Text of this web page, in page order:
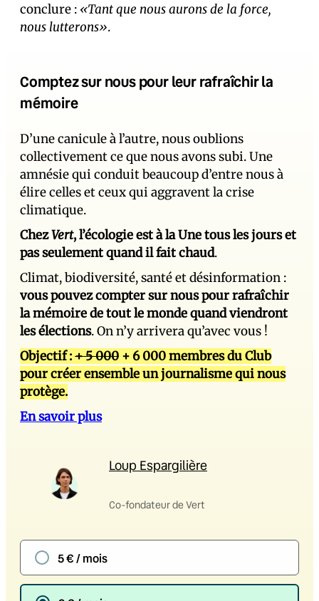
conclure : «Tant que nous aurons de la force,
nous lutterons».
Comptez sur nous pour leur rafraîchir la
mémoire
D’une canicule à l’autre, nous oublions
collectivement ce que nous avons subi. Une
amnésie qui conduit beaucoup d’entre nous à
élire celles et ceux qui aggravent la crise
climatique.
ChezVert, l’écologie est à la Une tous les jours et
pas seulement quand il fait chaud.
Climat, biodiversité, santé et désinformation :
vous pouvez compter sur nous pour rafraîchir
la mémoire de tout le monde quand viendront
les élections. On n’y arrivera qu’avec vous !
Objectif :+ 5 000 + 6 000 membres du Club
pour créer ensemble un journalisme qui nous
protège.
En savoir plus
Loup Espargilière
Co-fondateur de Vert
5 € / mois